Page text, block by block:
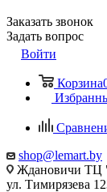
Заказать звонок
Задать вопрос
Войти
Корзина
shop@lemart.by
Ждановичи ТЦ
ул. Тимирязева